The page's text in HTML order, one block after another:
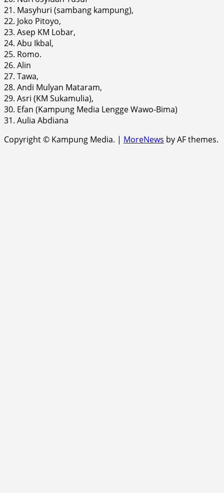
21. Masyhuri (sambang kampung),
22. Joko Pitoyo,
23. Asep KM Lobar,
24. Abu Ikbal,
25. Romo.
26. Alin
27. Tawa,
28. Andi Mulyan Mataram,
29. Asri (KM Sukamulia),
30. Efan (Kampung Media Lengge Wawo-Bima)
31. Aulia Abdiana
Copyright © Kampung Media. | MoreNews by AF themes.